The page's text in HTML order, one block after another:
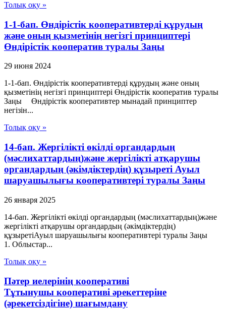
Толық оқу »
1-1-бап. Өндiрiстiк кооперативтердi құрудың
және оның қызметiнiң негiзгi принциптерi
Өндiрiстiк кооператив туралы Заңы
29 июня 2024
1-1-бап. Өндiрiстiк кооперативтердi құрудың және оның
қызметiнiң негiзгi принциптерi Өндiрiстiк кооператив туралы
Заңы Өндiрiстiк кооперативтер мынадай принциптер
негiзiн...
Толық оқу »
14-бап. Жергілікті өкілді органдардың
(мәслихаттардың)және жергілікті атқарушы
органдардың (әкімдіктердің) құзыреті Ауыл
шаруашылығы кооперативтері туралы Заңы
26 января 2025
14-бап. Жергілікті өкілді органдардың (мәслихаттардың)және
жергілікті атқарушы органдардың (әкімдіктердің)
құзыретіАуыл шаруашылығы кооперативтері туралы Заңы
1. Облыстар...
Толық оқу »
Пәтер иелерінің кооперативі
Тұтынушы кооперативі әрекеттеріне
(әрекетсіздігіне) шағымдану